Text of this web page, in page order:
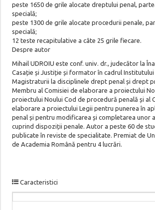
peste 1650 de grile alocate dreptului penal,
specială;
peste 1300 de grile alocate procedurii penale,
specială;
12 teste recapitulative a câte 25 grile fiecare.
Despre autor
Mihail UDROIU este conf. univ. dr., judecător la
Casație și Justiție și formator în cadrul Institutului
Magistraturii la disciplinele drept penal și drept
Membru al Comisiei de elaborare a proiectului
proiectului Noului Cod de procedură penală și al
elaborare a proiectului Legii pentru punerea în
penal și pentru modificarea și completarea unor
cuprind dispoziții penale. Autor a peste 60 de
publicate în reviste de specialitate. Premiat de
de Academia Română pentru 4 lucrări.
Caracteristici